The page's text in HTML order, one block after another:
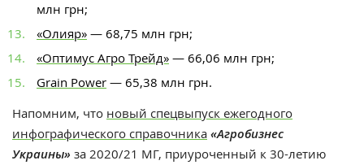
млн грн;
«Олияр» — 68,75 млн грн;
«Оптимус Агро Трейд» — 66,06 млн грн;
Grain Power — 65,38 млн грн.
Напомним, что новый спецвыпуск ежегодного
инфографического справочника «Агробизнес
Украины» за 2020/21 МГ, приуроченный к 30-летию